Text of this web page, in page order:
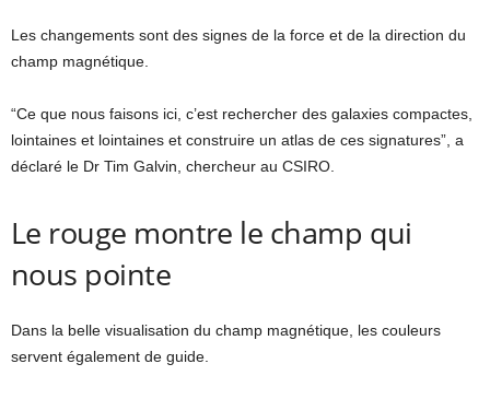
Les changements sont des signes de la force et de la direction du
champ magnétique.
“Ce que nous faisons ici, c’est rechercher des galaxies compactes,
lointaines et lointaines et construire un atlas de ces signatures”, a
déclaré le Dr Tim Galvin, chercheur au CSIRO.
Le rouge montre le champ qui
nous pointe
Dans la belle visualisation du champ magnétique, les couleurs
servent également de guide.